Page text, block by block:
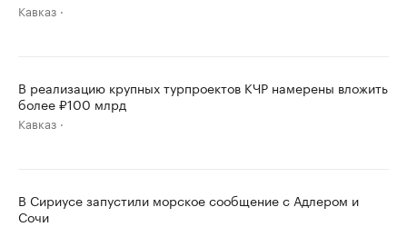
Кавказ
В реализацию крупных турпроектов КЧР намерены вложить
более ₽100 млрд
Кавказ
В Сириусе запустили морское сообщение с Адлером и
Сочи